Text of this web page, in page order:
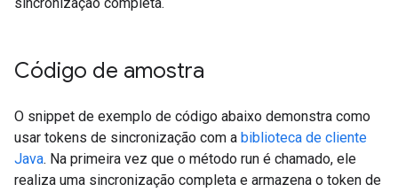
Código de amostra
O snippet de exemplo de código abaixo demonstra como
usar tokens de sincronização com a biblioteca de cliente
Java. Na primeira vez que o método run é chamado, ele
realiza uma sincronização completa e armazena o token de